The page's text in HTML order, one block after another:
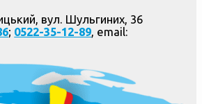
вул. Шульгиних, 36
; 0522-35-12-89, email: